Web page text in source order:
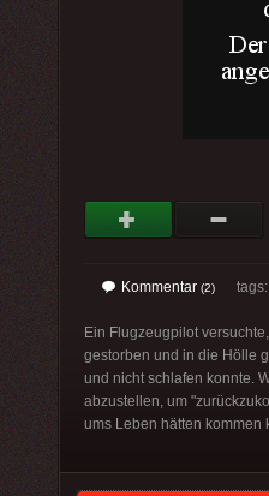
Kommentar (2)
Ein Flugzeugpilot
gestorben und in die Hölle
und nicht schlafen konnte.
abzustellen, um
ums Leben hätten kommen